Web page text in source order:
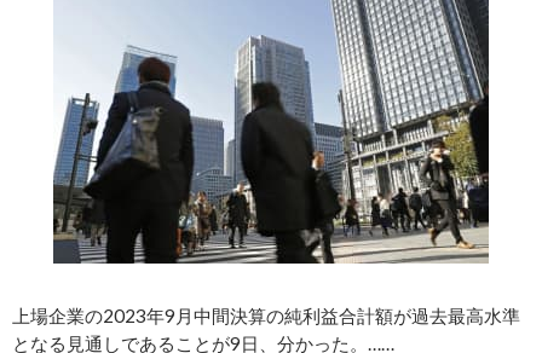
上場企業の2023年9月中間決算の純利益合計額が過去最高水準
となる見通しであることが9日、分かった。……